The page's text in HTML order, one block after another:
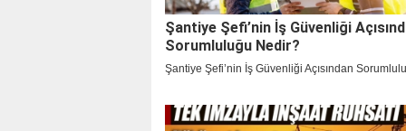
Şantiye Şefi’nin İş Güvenliği
Sorumluluğu Nedir?
Şantiye Şefi’nin İş Güvenliği Açısından